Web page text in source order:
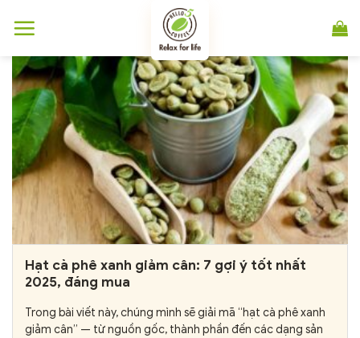
đến
dung
Hạt cà phê xanh giảm cân: 7 gợi ý tốt nhất
2025, đáng mua
Trong bài viết này, chúng mình sẽ giải mã “hạt cà phê xanh
giảm cân” — từ nguồn gốc, thành phần đến các dạng sản